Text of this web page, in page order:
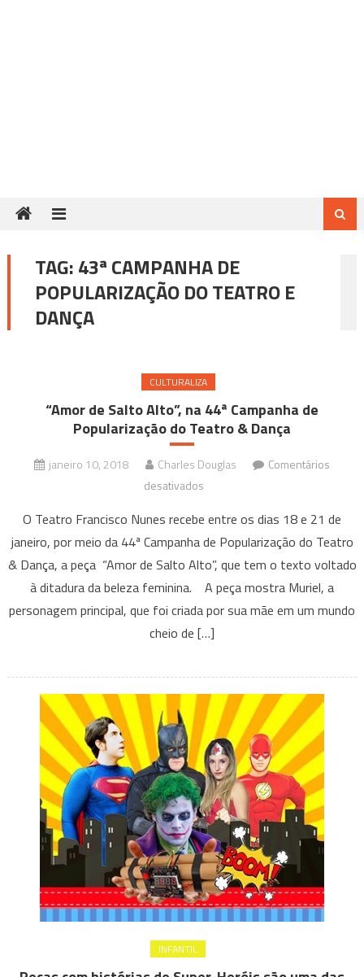
TAG:43ª CAMPANHA DE
POPULARIZAÇÃO DO TEATRO E
DANÇA
CULTURALIZA
“Amor de Salto Alto”, na 44ª Campanha de
Popularização do Teatro & Dança
janeiro 10, 2018 Charles Douglas
Comentários
desativados
de
Salto
Alto”,
na
44ª
Campanha
Teatro
&
Dança
O Teatro Francisco Nunes recebe entre os dias 18 e 21 de
janeiro, por meio da 44ª Campanha de Popularização do Teatro
& Dança, a peça “Amor de Salto Alto”, que tem o texto voltado
à ditadura da beleza feminina. A peça mostra Muriel, a
personagem principal, que foi criada por sua mãe em um mundo
cheio de […]
INFANTIL